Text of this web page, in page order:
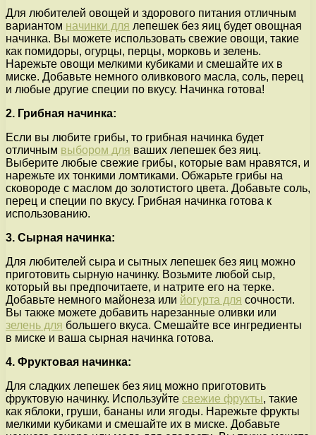
Для любителей овощей и здорового питания отличным
вариантом начинки для лепешек без яиц будет овощная
начинка. Вы можете использовать свежие овощи, такие
как помидоры, огурцы, перцы, морковь и зелень.
Нарежьте овощи мелкими кубиками и смешайте их в
миске. Добавьте немного оливкового масла, соль, перец
и любые другие специи по вкусу. Начинка готова!
2. Грибная начинка:
Если вы любите грибы, то грибная начинка будет
отличным выбором для ваших лепешек без яиц.
Выберите любые свежие грибы, которые вам нравятся, и
нарежьте их тонкими ломтиками. Обжарьте грибы на
сковороде с маслом до золотистого цвета. Добавьте соль,
перец и специи по вкусу. Грибная начинка готова к
использованию.
3. Сырная начинка:
Для любителей сыра и сытных лепешек без яиц можно
приготовить сырную начинку. Возьмите любой сыр,
который вы предпочитаете, и натрите его на терке.
Добавьте немного майонеза или йогурта для сочности.
Вы также можете добавить нарезанные оливки или
зелень для большего вкуса. Смешайте все ингредиенты
в миске и ваша сырная начинка готова.
4. Фруктовая начинка:
Для сладких лепешек без яиц можно приготовить
фруктовую начинку. Используйте свежие фрукты, такие
как яблоки, груши, бананы или ягоды. Нарежьте фрукты
мелкими кубиками и смешайте их в миске. Добавьте